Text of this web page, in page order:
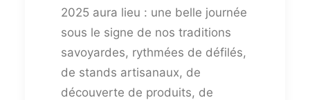
2025 aura lieu : une belle journée
sous le signe de nos traditions
savoyardes, rythmées de défilés,
de stands artisanaux, de
découverte de produits, de